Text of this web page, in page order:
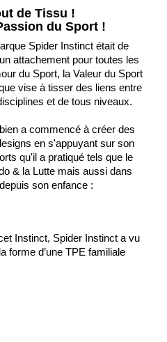
de Tissu !
du Sport !
Spider Instinct était de
attachement pour toutes les
du Sport, la Valeur du Sport
vise à tisser des liens entre
et de tous niveaux.
a commencé à créer des
en s'appuyant sur son
qu'il a pratiqué tels que le
& la Lutte mais aussi dans
son enfance :
Instinct, Spider Instinct a vu
forme d’une TPE familiale